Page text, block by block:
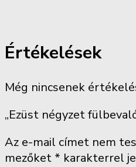
Értékelések
Még nincsenek
„Ezüst négyzet
Az e-mail címet nem
mezőket * karakterrel